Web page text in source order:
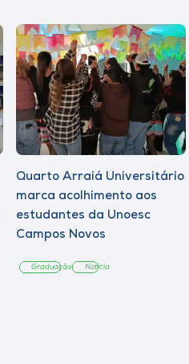
Quarto Arraiá Universitário
marca acolhimento aos
estudantes da Unoesc
Campos Novos
Graduação Notícia